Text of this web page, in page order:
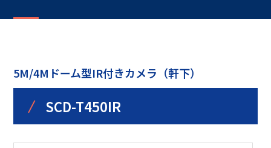
5M/4Mドーム型IR付きカメラ（軒下）
/ SCD-T450IR